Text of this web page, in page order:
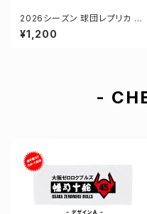
2026シーズン 球団レプリカ メ
ッシュキャップ レッド フリーサイ
ズ 3-000700
¥1,200
-